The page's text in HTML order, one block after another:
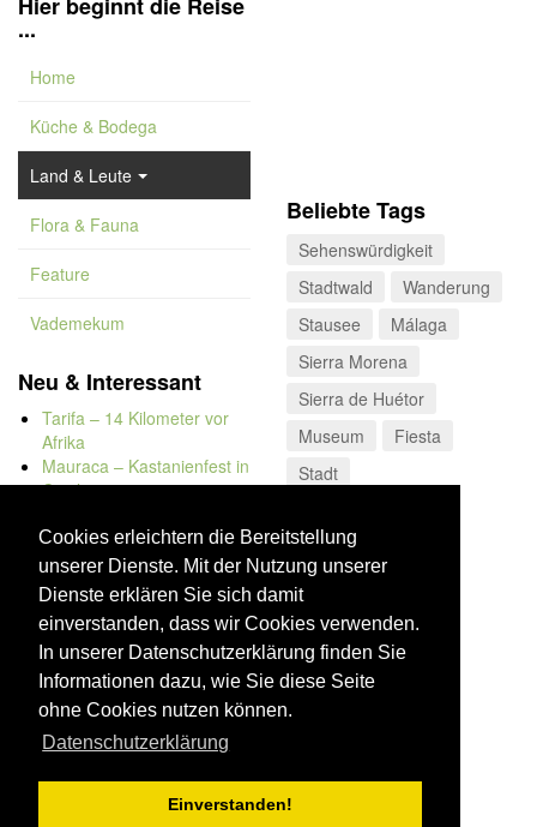
Cookies erleichtern die Bereitstellung
unserer Dienste. Mit der Nutzung unserer
Dienste erklären Sie sich damit
einverstanden, dass wir Cookies verwenden.
In unserer Datenschutzerklärung finden Sie
Informationen dazu, wie Sie diese Seite
ohne Cookies nutzen können.
Datenschutzerklärung
Einverstanden!
...
Home
Küche & Bodega
Land & Leute
Flora & Fauna
Feature
Vademekum
Neu & Interessant
Tarifa – 14 Kilometer vor
Afrika
Mauraca – Kastanienfest in
Capileira
Bolonia
Kap Trafalgar
Düne von Bolonia
Beliebte Tags
Sehenswürdigkeit
Stadtwald
Wanderung
Stausee
Málaga
Sierra Morena
Sierra de Huétor
Museum
Fiesta
Stadt